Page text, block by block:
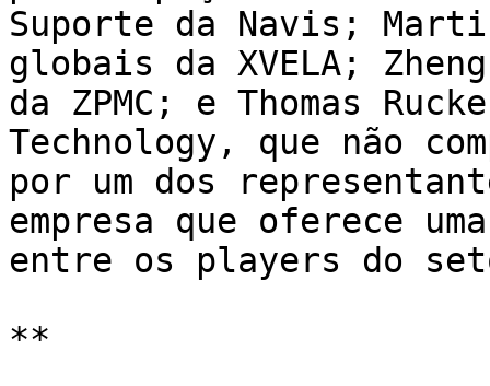
Suporte da Navis;
globais da XVELA;
da ZPMC; e Thomas
Technology, que não
por um dos
empresa que oferece
entre os players do
**